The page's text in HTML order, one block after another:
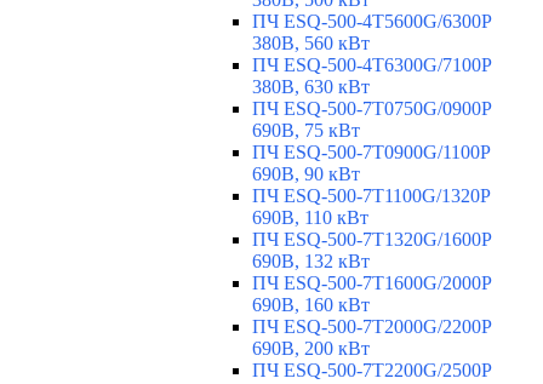
ПЧ ESQ-500-4T5600G/6300P
380В, 560 кВт
ПЧ ESQ-500-4T6300G/7100P
380В, 630 кВт
ПЧ ESQ-500-7T0750G/0900P
690В, 75 кВт
ПЧ ESQ-500-7T0900G/1100P
690В, 90 кВт
ПЧ ESQ-500-7T1100G/1320P
690В, 110 кВт
ПЧ ESQ-500-7T1320G/1600P
690В, 132 кВт
ПЧ ESQ-500-7T1600G/2000P
690В, 160 кВт
ПЧ ESQ-500-7T2000G/2200P
690В, 200 кВт
ПЧ ESQ-500-7T2200G/2500P